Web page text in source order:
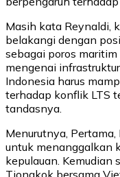
Masih kata Reynaldi,
belakangi dengan
sebagai poros maritim
mengenai
Indonesia harus
terhadap konflik LTS
tandasnya.
Menurutnya,
untuk menanggalkan
kepulauan. Kemudian
Tiongkok bersama